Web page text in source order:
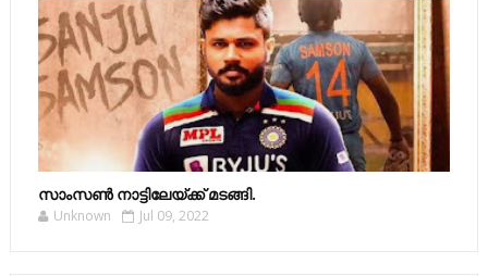
സാംസണ്‍ നാട്ടിലേയ്‌ക്ക് മടങ്ങി.
Unknown Jul 09, 2022